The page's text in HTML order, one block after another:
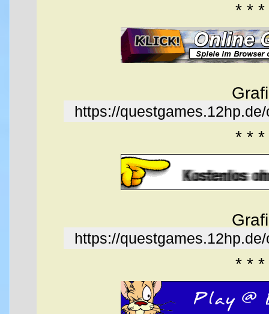
* * *
https://
* * *
https://
* * *